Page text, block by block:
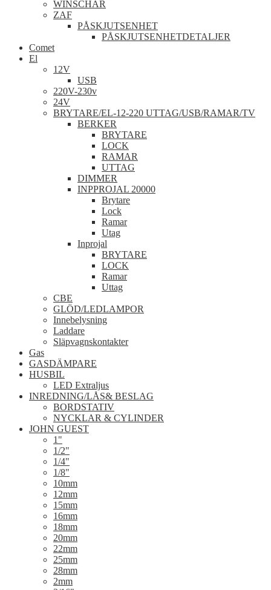
WINSCHAR
ZAF
PÅSKJUTSENHET
PÅSKJUTSENHETDETALJER
Comet
El
12V
USB
220V-230v
24V
BRYTARE/EL-12-220 UTTAG/USB/RAMAR/TV
BERKER
BRYTARE
LOCK
RAMAR
UTTAG
DIMMER
INPPROJAL 20000
Brytare
Lock
Ramar
Utag
Inprojal
BRYTARE
LOCK
Ramar
Uttag
CBE
GLÖD/LEDLAMPOR
Innebelysning
Laddare
Släpvagnskontakter
Gas
GASDÄMPARE
HUSBIL
LED Extraljus
INREDNING/LÅS& BESLAG
BORDSTATIV
NYCKLAR & CYLINDER
JOHN GUEST
1"
1/2"
1/4"
1/8"
10mm
12mm
15mm
16mm
18mm
20mm
22mm
25mm
28mm
2mm